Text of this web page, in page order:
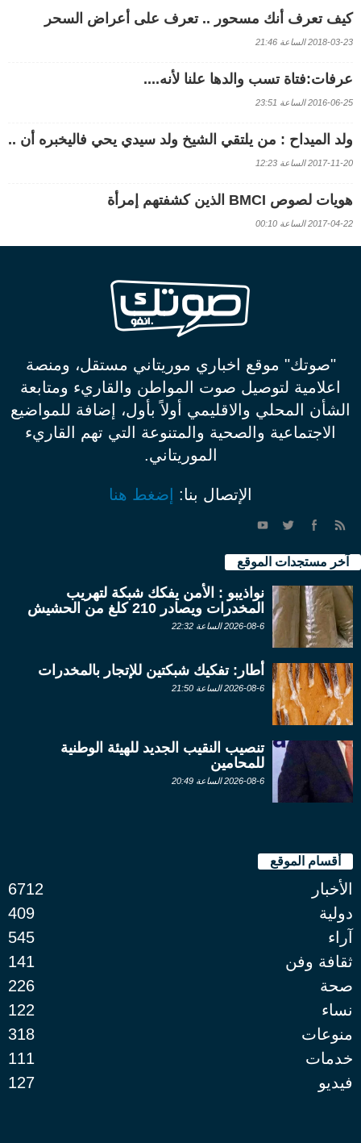
كيف تعرف أنك مسحور .. تعرف على أعراض السحر
2018-03-23 الساعة 21:46
عرفات:فتاة تسب والدها علنا لأنه....
2016-06-25 الساعة 23:51
ولد الميداح : من يلتقي الشيخ ولد سيدي يحي فاليخبره أن ..
2017-11-20 الساعة 12:23
هويات لصوص BMCI الذين كشفتهم إمرأة
2017-04-22 الساعة 00:10
"صوتك" موقع اخباري موريتاني مستقل، ومنصة
اعلامية لتوصيل صوت المواطن والقاريء ومتابعة
الشأن المحلي والاقليمي أولاً بأول، إضافة للمواضيع
الاجتماعية والصحية والمتنوعة التي تهم القاريء
الموريتاني.
الإتصال بنا: إضغط هنا
آخر مستجدات الموقع
نواذيبو : الأمن يفكك شبكة لتهريب
المخدرات ويصادر 210 كلغ من الحشيش
2026-08-6 الساعة 22:32
أطار: تفكيك شبكتين للإتجار بالمخدرات
2026-08-6 الساعة 21:50
تنصيب النقيب الجديد للهيئة الوطنية
للمحامين
2026-08-6 الساعة 20:49
أقسام الموقع
الأخبار
6712
دولية
409
آراء
545
ثقافة وفن
141
صحة
226
نساء
122
منوعات
318
خدمات
111
فيديو
127